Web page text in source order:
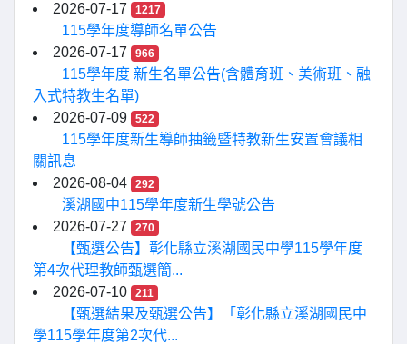
2026-07-17
1217
115學年度導師名單公告
2026-07-17
966
115學年度 新生名單公告(含體育班、美術班、融
入式特教生名單)
2026-07-09
522
115學年度新生導師抽籤暨特教新生安置會議相
關訊息
2026-08-04
292
溪湖國中115學年度新生學號公告
2026-07-27
270
【甄選公告】彰化縣立溪湖國民中學115學年度
第4次代理教師甄選簡...
2026-07-10
211
【甄選結果及甄選公告】「彰化縣立溪湖國民中
學115學年度第2次代...